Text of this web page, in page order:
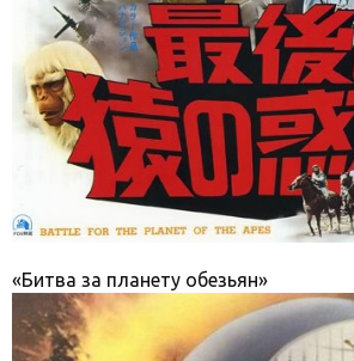
«Битва за планету обезьян»